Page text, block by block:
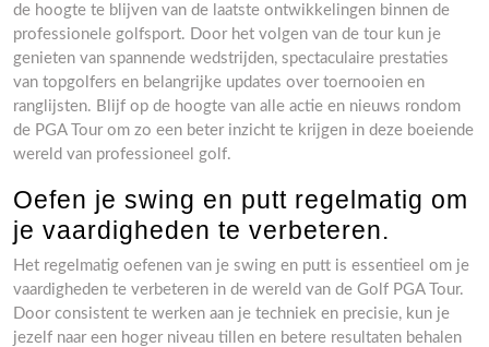
de hoogte te blijven van de laatste ontwikkelingen binnen de
professionele golfsport. Door het volgen van de tour kun je
genieten van spannende wedstrijden, spectaculaire prestaties
van topgolfers en belangrijke updates over toernooien en
ranglijsten. Blijf op de hoogte van alle actie en nieuws rondom
de PGA Tour om zo een beter inzicht te krijgen in deze boeiende
wereld van professioneel golf.
Oefen je swing en putt regelmatig om
je vaardigheden te verbeteren.
Het regelmatig oefenen van je swing en putt is essentieel om je
vaardigheden te verbeteren in de wereld van de Golf PGA Tour.
Door consistent te werken aan je techniek en precisie, kun je
jezelf naar een hoger niveau tillen en betere resultaten behalen